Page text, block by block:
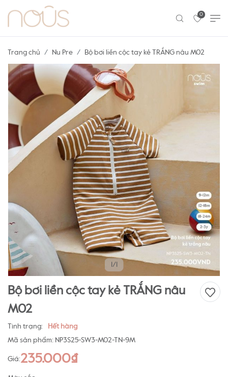
0
Trang chủ Nu Pre Bộ bơi liền cộc tay kẻ TRẮNG nâu M02
1/1
Bộ bơi liền cộc tay kẻ TRẮNG nâu
M02
Tình trạng:
Hết hàng
Mã sản phẩm: NP3S25-SW3-M02-TN-9M
Giá:235.000₫